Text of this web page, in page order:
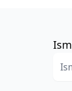
Ism